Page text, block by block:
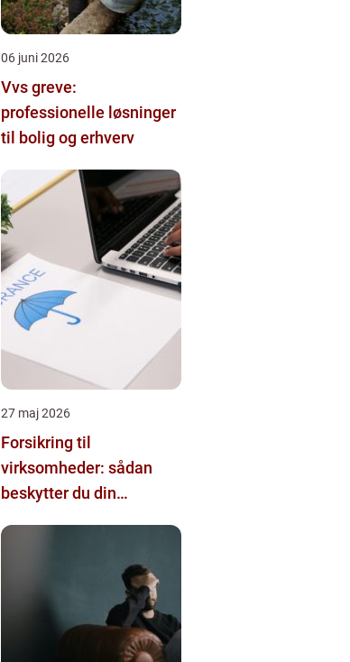
06 juni 2026
Vvs greve:
professionelle løsninger
til bolig og erhverv
27 maj 2026
Forsikring til
virksomheder: sådan
beskytter du din